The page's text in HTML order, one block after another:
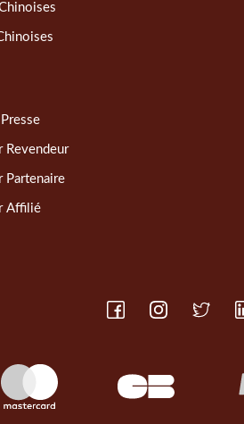
Revendeur
Partenaire
Affilié